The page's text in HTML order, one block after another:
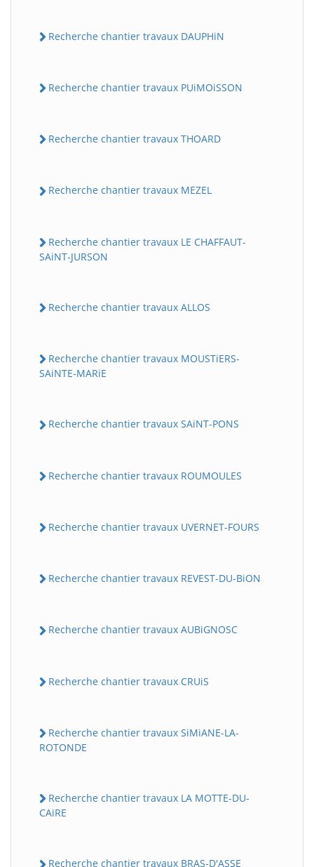
Recherche chantier travaux DAUPHiN
Recherche chantier travaux PUiMOiSSON
Recherche chantier travaux THOARD
Recherche chantier travaux MEZEL
Recherche chantier travaux LE CHAFFAUT-
SAiNT-JURSON
Recherche chantier travaux ALLOS
Recherche chantier travaux MOUSTiERS-
SAiNTE-MARiE
Recherche chantier travaux SAiNT-PONS
Recherche chantier travaux ROUMOULES
Recherche chantier travaux UVERNET-FOURS
Recherche chantier travaux REVEST-DU-BiON
Recherche chantier travaux AUBiGNOSC
Recherche chantier travaux CRUiS
Recherche chantier travaux SiMiANE-LA-
ROTONDE
Recherche chantier travaux LA MOTTE-DU-
CAiRE
Recherche chantier travaux BRAS-D'ASSE